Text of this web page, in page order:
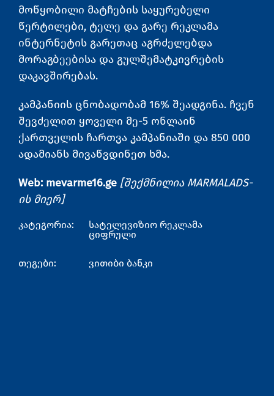
მოწყობილი მატჩების საყურებელი
წერტილები, ტელე და გარე რეკლამა
ინტერნეტის გარეთაც აგრძელებდა
მორაგბეებისა და გულშემატკივრების
დაკავშირებას.
კამპანიის ცნობადობამ 16% შეადგინა. ჩვენ
შევძელით ყოველი მე-5 ონლაინ
ქართველის ჩართვა კამპანიაში და 850 000
ადამიანს მივაწვდინეთ ხმა.
Web: mevarme16.ge [შექმნილია MARMALADS-
ის მიერ]
კატეგორია:
სატელევიზიო რეკლამა
ციფრული
თეგები: ვითიბი ბანკი